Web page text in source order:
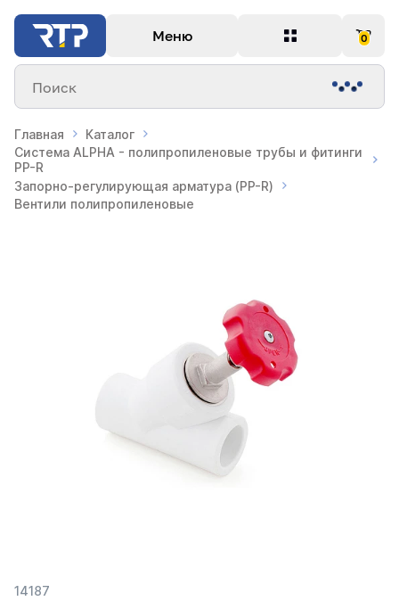
Меню 0
Поиск
Главная
Каталог
Система ALPHA - полипропиленовые трубы и фитинги
PP-R
Запорно-регулирующая арматура (PP-R)
Вентили полипропиленовые
14187